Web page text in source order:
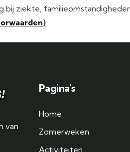
bij ziekte,
)
van
Pagina's
Home
Zomerweken
Activiteiten